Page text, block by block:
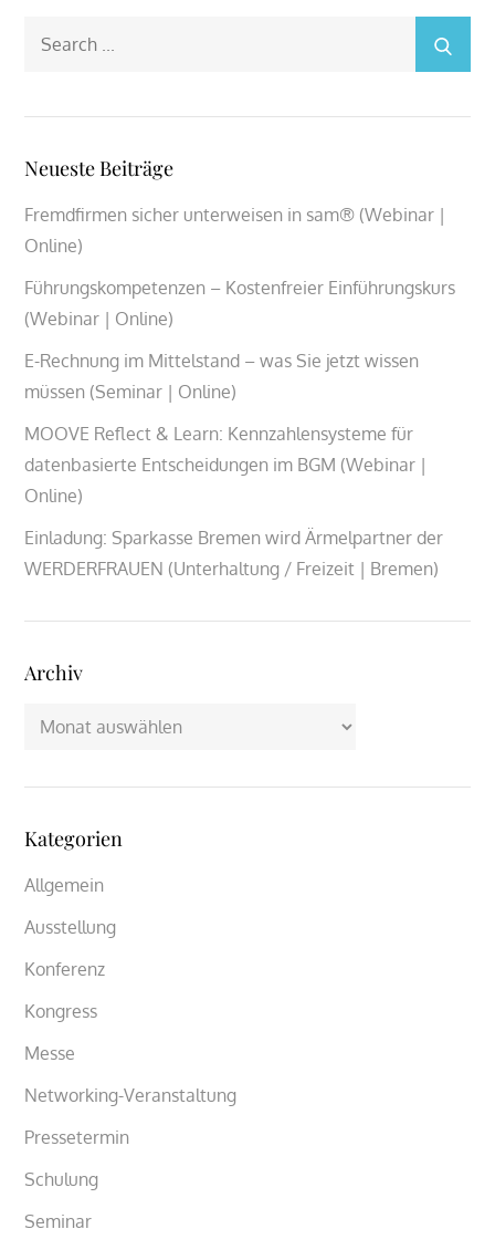
Neueste Beiträge
Fremdfirmen sicher unterweisen in sam® (Webinar |
Online)
Führungskompetenzen – Kostenfreier Einführungskurs
(Webinar | Online)
E-Rechnung im Mittelstand – was Sie jetzt wissen
müssen (Seminar | Online)
MOOVE Reflect & Learn: Kennzahlensysteme für
datenbasierte Entscheidungen im BGM (Webinar |
Online)
Einladung: Sparkasse Bremen wird Ärmelpartner der
WERDERFRAUEN (Unterhaltung / Freizeit | Bremen)
Archiv
Archiv
Kategorien
Allgemein
Ausstellung
Konferenz
Kongress
Messe
Networking-Veranstaltung
Pressetermin
Schulung
Seminar